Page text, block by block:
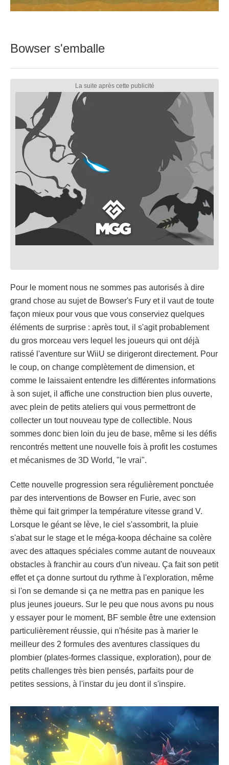
Bowser s'emballe
Pour le moment nous ne sommes pas autorisés à dire
grand chose au sujet de Bowser's Fury et il vaut de toute
façon mieux pour vous que vous conserviez quelques
éléments de surprise : après tout, il s'agit probablement
du gros morceau vers lequel les joueurs qui ont déjà
ratissé l'aventure sur WiiU se dirigeront directement. Pour
le coup, on change complètement de dimension, et
comme le laissaient entendre les différentes informations
à son sujet, il affiche une construction bien plus ouverte,
avec plein de petits ateliers qui vous permettront de
collecter un tout nouveau type de collectible. Nous
sommes donc bien loin du jeu de base, même si les défis
rencontrés mettent une nouvelle fois à profit les costumes
et mécanismes de 3D World, "le vrai".
Cette nouvelle progression sera régulièrement ponctuée
par des interventions de Bowser en Furie, avec son
thème qui fait grimper la température vitesse grand V.
Lorsque le géant se lève, le ciel s'assombrit, la pluie
s'abat sur le stage et le méga-koopa déchaine sa colère
avec des attaques spéciales comme autant de nouveaux
obstacles à franchir au cours d'un niveau. Ça fait son petit
effet et ça donne surtout du rythme à l'exploration, même
si l'on se demande si ça ne mettra pas en panique les
plus jeunes joueurs. Sur le peu que nous avons pu nous
y essayer pour le moment, BF semble être une extension
particulièrement réussie, qui n'hésite pas à marier le
meilleur des 2 formules des aventures classiques du
plombier (plates-formes classique, exploration), pour de
petits challenges très bien pensés, parfaits pour de
petites sessions, à l'instar du jeu dont il s'inspire.